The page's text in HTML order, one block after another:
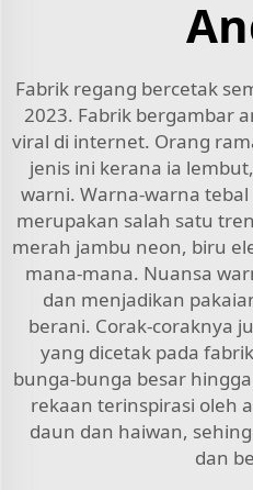
Fabrik regang bercetak
2023. Fabrik bergambar
viral di internet. Orang
jenis ini kerana ia
warni. Warna-warna
merupakan salah satu
merah jambu neon, biru
mana-mana. Nuansa
dan menjadikan
berani. Corak-coraknya
yang dicetak pada
bunga-bunga besar
rekaan terinspirasi oleh
daun dan haiwan,
dan